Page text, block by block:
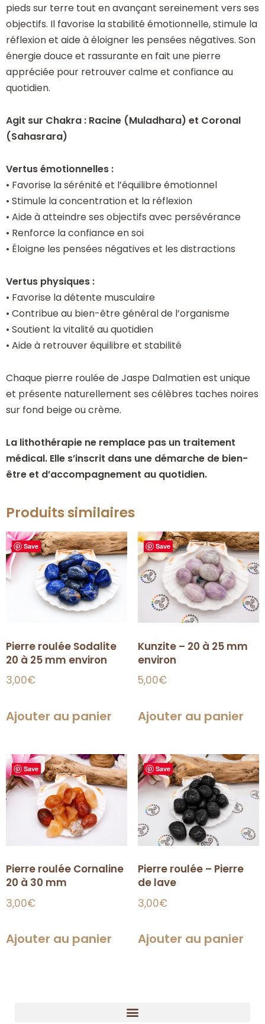
pieds sur terre tout en avançant sereinement vers ses
objectifs. Il favorise la stabilité émotionnelle, stimule la
réflexion et aide à éloigner les pensées négatives. Son
énergie douce et rassurante en fait une pierre
appréciée pour retrouver calme et confiance au
quotidien.
Agit sur Chakra : Racine (Muladhara) et Coronal
(Sahasrara)
Vertus émotionnelles :
• Favorise la sérénité et l’équilibre émotionnel
• Stimule la concentration et la réflexion
• Aide à atteindre ses objectifs avec persévérance
• Renforce la confiance en soi
• Éloigne les pensées négatives et les distractions
Vertus physiques :
• Favorise la détente musculaire
• Contribue au bien-être général de l’organisme
• Soutient la vitalité au quotidien
• Aide à retrouver équilibre et stabilité
Chaque pierre roulée de Jaspe Dalmatien est unique
et présente naturellement ses célèbres taches noires
sur fond beige ou crème.
La lithothérapie ne remplace pas un traitement
médical. Elle s’inscrit dans une démarche de bien-
être et d’accompagnement au quotidien.
Produits similaires
Save
Pierre roulée Sodalite
20 à 25 mm environ
3,00€
Ajouter au panier
Save
Kunzite – 20 à 25 mm
environ
5,00€
Ajouter au panier
Save
Pierre roulée Cornaline
20 à 30 mm
3,00€
Ajouter au panier
Save
Pierre roulée – Pierre
de lave
3,00€
Ajouter au panier